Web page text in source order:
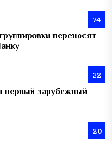
74
переносят
32
первый зарубежный
20